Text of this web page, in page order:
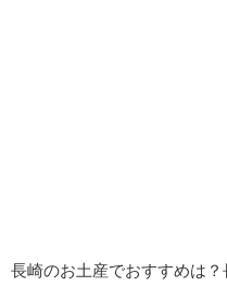
長崎のお土産でおすすめは